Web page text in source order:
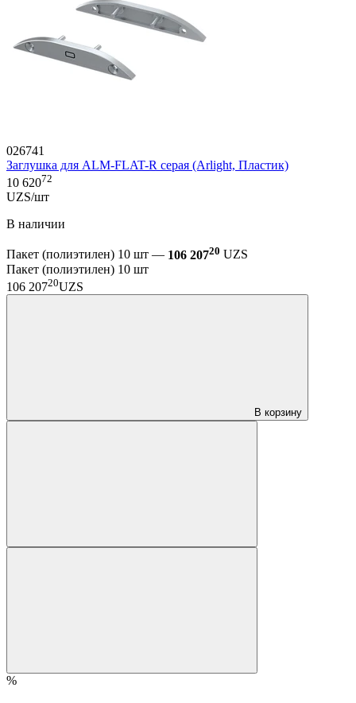
026741
Заглушка для ALM-FLAT-R серая (Arlight, Пластик)
10 62072
UZS/шт
В наличии
Пакет (полиэтилен) 10 шт — 106 20720 UZS
Пакет (полиэтилен) 10 шт
106 20720UZS
В корзину
%